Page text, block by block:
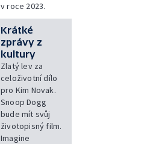
v roce 2023.
Krátké
zprávy z
kultury
Zlatý lev za
celoživotní dílo
pro Kim Novak.
Snoop Dogg
bude mít svůj
životopisný film.
Imagine